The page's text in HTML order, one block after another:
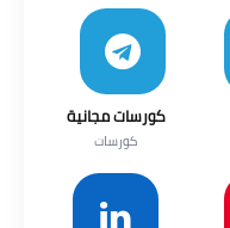
كورسات مجانية
كورسات